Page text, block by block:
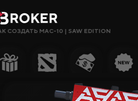
Сайты, Режимы, Бонусы или
Популярное Гемблинг
СОЗДАТЬ MAC-10 | SAW EDITION